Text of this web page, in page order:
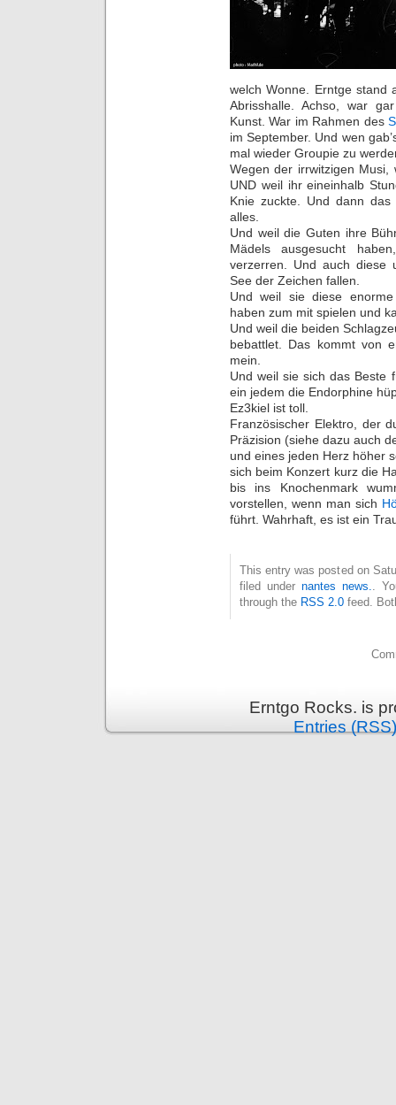
welch Wonne. Erntge stand
Abrisshalle. Achso, war
Kunst. War im Rahmen des
im September. Und wen
mal wieder Groupie zu
Wegen der irrwitzigen Musi,
UND weil ihr eineinhalb
Knie zuckte. Und dann
alles.
Und weil die Guten ihre
Mädels ausgesucht
verzerren. Und auch diese
See der Zeichen fallen.
Und weil sie diese enorme
haben zum mit spielen und
Und weil die beiden
bebattlet. Das kommt von
mein.
Und weil sie sich das Beste
ein jedem die Endorphine
Ez3kiel ist toll.
Französischer Elektro, der
Präzision (siehe dazu auch
und eines jeden Herz höher
sich beim Konzert kurz die
bis ins Knochenmark
vorstellen, wenn man sich
führt. Wahrhaft, es ist ein
This entry was posted on
filed undernantes news.
.
through the RSS 2.0 feed.
Erntgo Rocks. is
Entries (RSS)